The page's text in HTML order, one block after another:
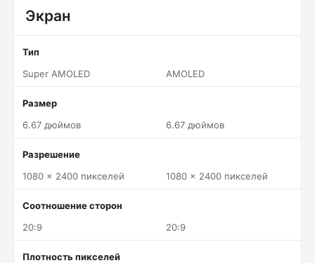
Экран
Тип
Super AMOLED
AMOLED
Размер
6.67 дюймов
6.67 дюймов
Разрешение
1080 x 2400 пикселей
1080 x 2400 пикселей
Соотношение сторон
20:9
20:9
Плотность пикселей